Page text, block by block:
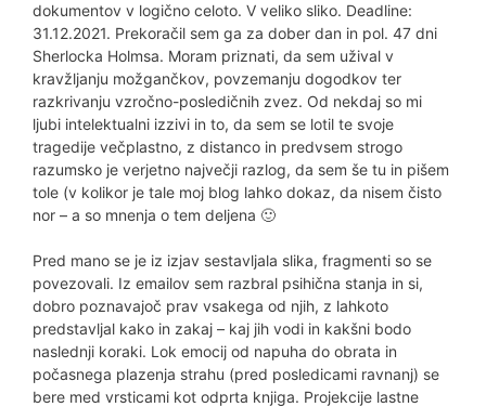
dokumentov v logično celoto. V veliko sliko. Deadline:
31.12.2021. Prekoračil sem ga za dober dan in pol. 47 dni
Sherlocka Holmsa. Moram priznati, da sem užival v
kravžljanju možgančkov, povzemanju dogodkov ter
razkrivanju vzročno-posledičnih zvez. Od nekdaj so mi
ljubi intelektualni izzivi in to, da sem se lotil te svoje
tragedije večplastno, z distanco in predvsem strogo
razumsko je verjetno največji razlog, da sem še tu in pišem
tole (v kolikor je tale moj blog lahko dokaz, da nisem čisto
nor – a so mnenja o tem deljena 🙂
Pred mano se je iz izjav sestavljala slika, fragmenti so se
povezovali. Iz emailov sem razbral psihična stanja in si,
dobro poznavajoč prav vsakega od njih, z lahkoto
predstavljal kako in zakaj – kaj jih vodi in kakšni bodo
naslednji koraki. Lok emocij od napuha do obrata in
počasnega plazenja strahu (pred posledicami ravnanj) se
bere med vrsticami kot odprta knjiga. Projekcije lastne